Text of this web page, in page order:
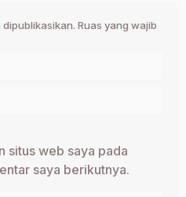
dipublikasikan. Ruas yang wajib
situs web saya pada
saya berikutnya.